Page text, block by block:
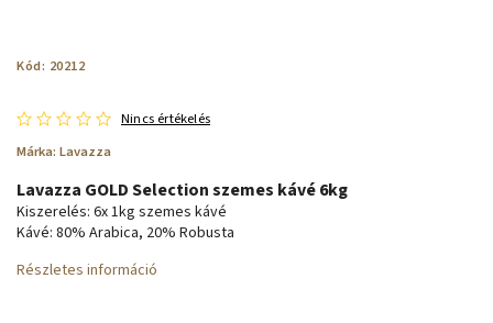
Kód: 20212
Nincs értékelés
Márka: Lavazza
Lavazza GOLD Selection szemes kávé 6kg
Kiszerelés: 6x 1kg szemes kávé
Kávé: 80% Arabica, 20% Robusta
Részletes információ